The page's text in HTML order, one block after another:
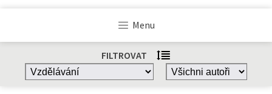
Menu
FILTROVAT